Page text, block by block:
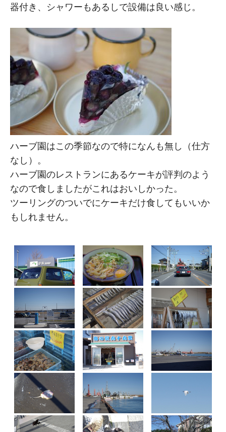
器付き、シャワーもあるしで設備は良い感じ。
ハーブ園はこの季節なので特になんも無し（仕方
なし）。
ハーブ園のレストランにあるケーキが評判のよう
なので食しましたがこれはおいしかった。
ツーリングのついでにケーキだけ食してもいいか
もしれません。